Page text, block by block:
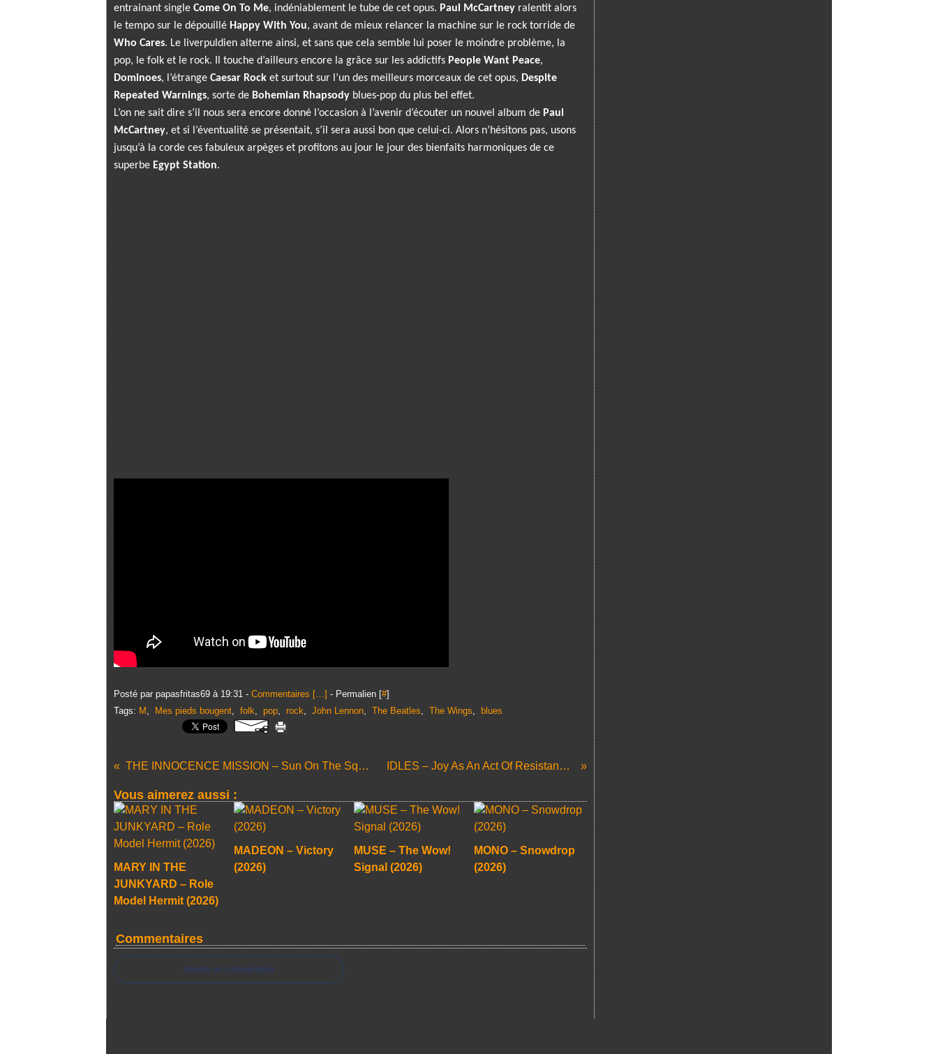
entrainant single Come On To Me, indéniablement le tube de cet opus. Paul McCartney ralentit alors
le tempo sur le dépouillé Happy With You, avant de mieux relancer la machine sur le rock torride de
Who Cares. Le liverpuldien alterne ainsi, et sans que cela semble lui poser le moindre problème, la
pop, le folk et le rock. Il touche d’ailleurs encore la grâce sur les addictifs People Want Peace,
Dominoes, l’étrange Caesar Rock et surtout sur l’un des meilleurs morceaux de cet opus, Despite
Repeated Warnings, sorte de Bohemian Rhapsody blues-pop du plus bel effet.
L’on ne sait dire s’il nous sera encore donné l’occasion à l’avenir d’écouter un nouvel album de Paul
McCartney, et si l’éventualité se présentait, s’il sera aussi bon que celui-ci. Alors n’hésitons pas, usons
jusqu’à la corde ces fabuleux arpèges et profitons au jour le jour des bienfaits harmoniques de ce
superbe Egypt Station.
Posté par papasfritas69 à 19:31 - Commentaires […] - Permalien [#]
Tags: M , Mes pieds bougent, folk, pop, rock, John Lennon, The Beatles, The Wings, blues
THE INNOCENCE MISSION – Sun On The Square (2018) IDLES – Joy As An Act Of Resistance (2018)
Vous aimerez aussi :
MARY IN THE
JUNKYARD – Role
Model Hermit (2026)
MADEON – Victory
(2026)
MUSE – The Wow!
Signal (2026)
MONO – Snowdrop
(2026)
Commentaires
Ajouter un commentaire